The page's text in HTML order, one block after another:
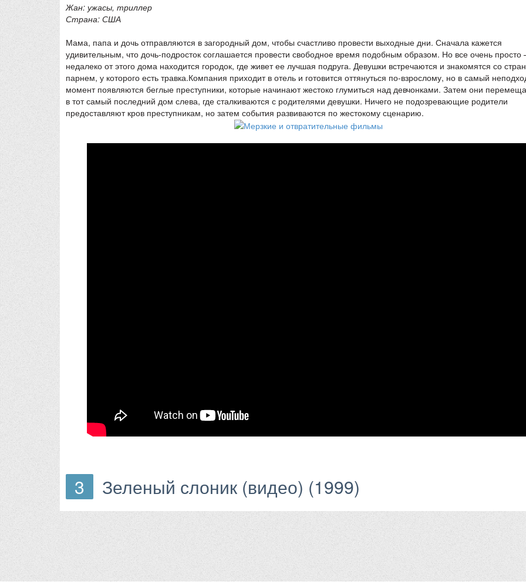
Жан: ужасы, триллер
Страна: США
Мама, папа и дочь отправляются в загородный дом, чтобы счастливо провести выходные дни. Сначала кажется
удивительным, что дочь-подросток соглашается провести свободное время подобным образом. Но все очень
недалеко от этого дома находится городок, где живет ее лучшая подруга. Девушки встречаются и знакомятся со
парнем, у которого есть травка.Компания приходит в отель и готовится оттянуться по-взрослому, но в самый
момент появляются беглые преступники, которые начинают жестоко глумиться над девчонками. Затем они
в тот самый последний дом слева, где сталкиваются с родителями девушки. Ничего не подозревающие родители
предоставляют кров преступникам, но затем события развиваются по жестокому сценарию.
3 Зеленый слоник (видео) (1999)